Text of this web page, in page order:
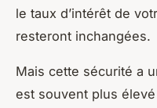
le taux d’intérêt de
resteront inchangées.
Mais cette sécurité a
est souvent plus